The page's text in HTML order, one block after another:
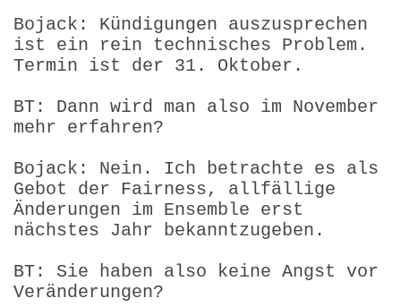
Bojack: Kündigungen auszusprechen
ist ein rein technisches Problem.
Termin ist der 31. Oktober.
BT: Dann wird man also im November
mehr erfahren?
Bojack: Nein. Ich betrachte es als
Gebot der Fairness, allfällige
Änderungen im Ensemble erst
nächstes Jahr bekanntzugeben.
BT: Sie haben also keine Angst vor
Veränderungen?